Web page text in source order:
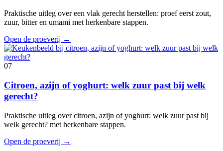
Praktische uitleg over een vlak gerecht herstellen: proef eerst zout,
zuur, bitter en umami met herkenbare stappen.
Open de proeverij →
07
Citroen, azijn of yoghurt: welk zuur past bij welk
gerecht?
Praktische uitleg over citroen, azijn of yoghurt: welk zuur past bij
welk gerecht? met herkenbare stappen.
Open de proeverij →